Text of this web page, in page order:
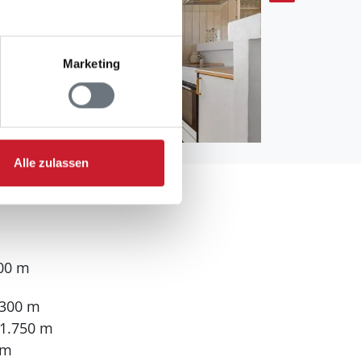
Marketing
Alle zulassen
m
m
m